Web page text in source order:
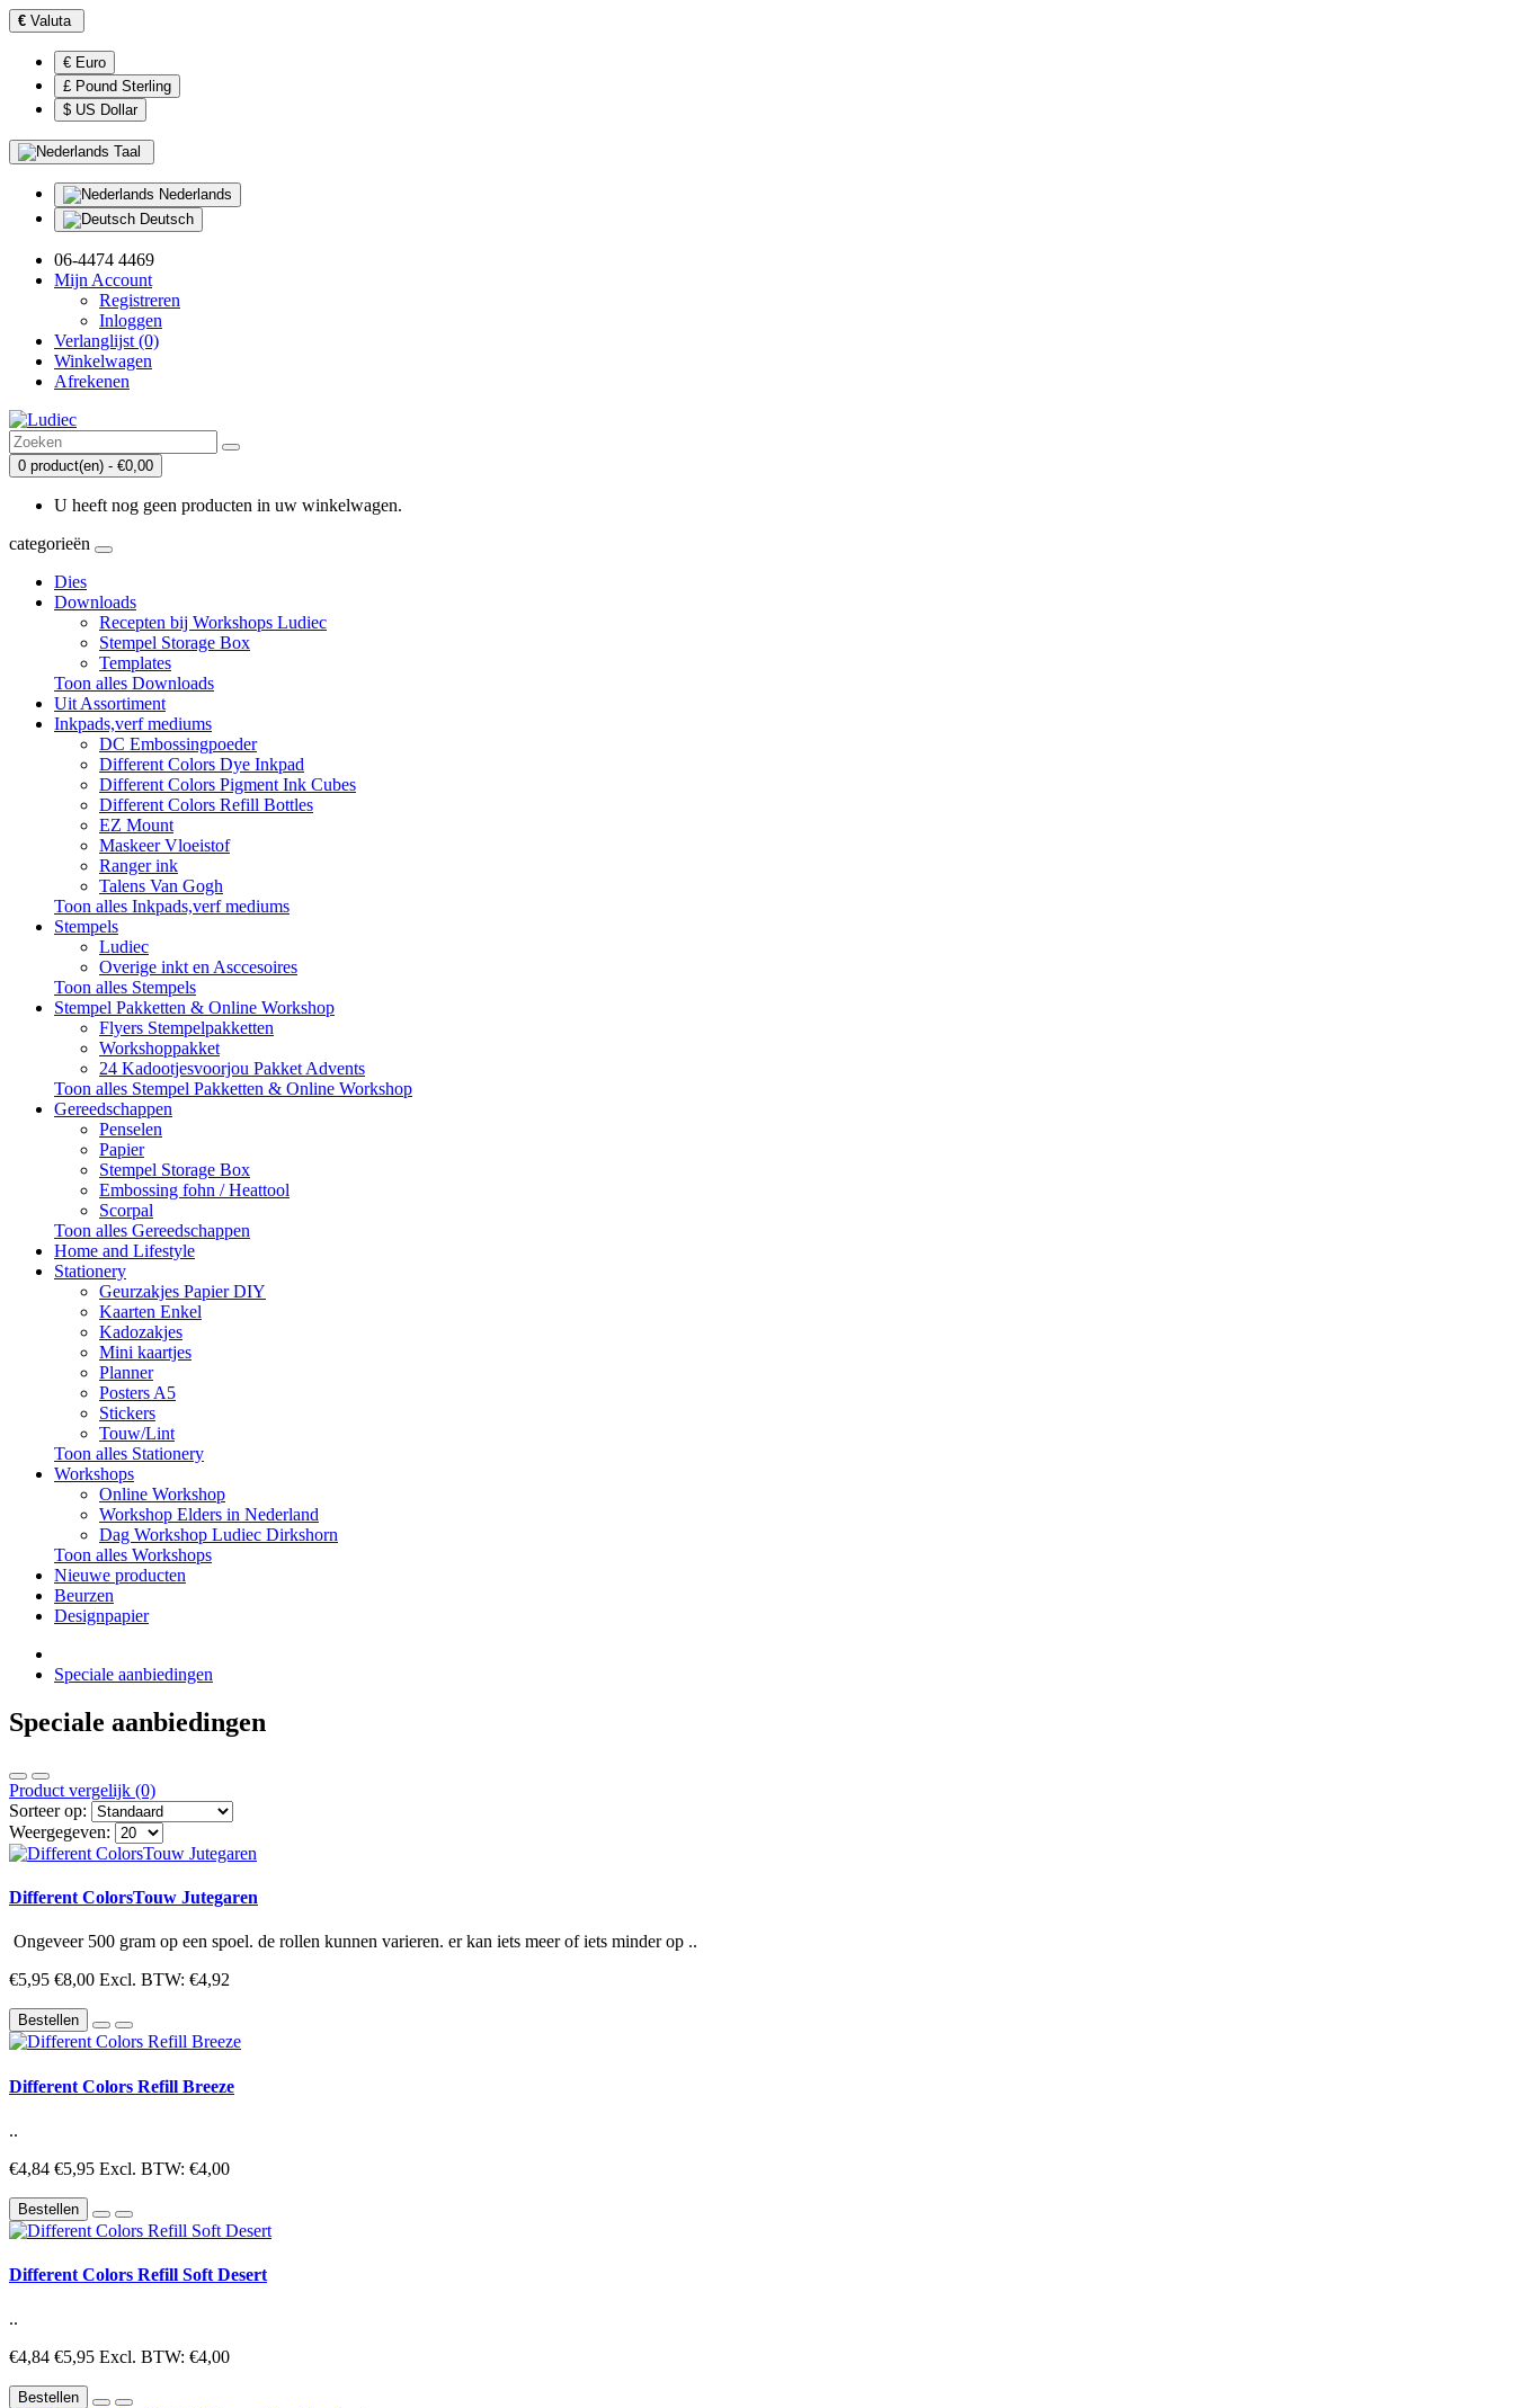
€ Valuta
€ Euro
£ Pound Sterling
$ US Dollar
Taal
Nederlands
Deutsch
06-4474 4469
Mijn Account
Registreren
Inloggen
Verlanglijst (0)
Winkelwagen
Afrekenen
0 product(en) - €0,00
U heeft nog geen producten in uw winkelwagen.
categorieën
Dies
Downloads
Recepten bij Workshops Ludiec
Stempel Storage Box
Templates
Toon alles Downloads
Uit Assortiment
Inkpads,verf mediums
DC Embossingpoeder
Different Colors Dye Inkpad
Different Colors Pigment Ink Cubes
Different Colors Refill Bottles
EZ Mount
Maskeer Vloeistof
Ranger ink
Talens Van Gogh
Toon alles Inkpads,verf mediums
Stempels
Ludiec
Overige inkt en Asccesoires
Toon alles Stempels
Stempel Pakketten & Online Workshop
Flyers Stempelpakketten
Workshoppakket
24 Kadootjesvoorjou Pakket Advents
Toon alles Stempel Pakketten & Online Workshop
Gereedschappen
Penselen
Papier
Stempel Storage Box
Embossing fohn / Heattool
Scorpal
Toon alles Gereedschappen
Home and Lifestyle
Stationery
Geurzakjes Papier DIY
Kaarten Enkel
Kadozakjes
Mini kaartjes
Planner
Posters A5
Stickers
Touw/Lint
Toon alles Stationery
Workshops
Online Workshop
Workshop Elders in Nederland
Dag Workshop Ludiec Dirkshorn
Toon alles Workshops
Nieuwe producten
Beurzen
Designpapier
Speciale aanbiedingen
Speciale aanbiedingen
Product vergelijk (0)
Sorteer op:
Weergegeven:
Different ColorsTouw Jutegaren
Ongeveer 500 gram op een spoel. de rollen kunnen varieren. er kan iets meer of iets minder op ..
€5,95 €8,00 Excl. BTW: €4,92
Bestellen
Different Colors Refill Breeze
..
€4,84 €5,95 Excl. BTW: €4,00
Bestellen
Different Colors Refill Soft Desert
..
€4,84 €5,95 Excl. BTW: €4,00
Bestellen